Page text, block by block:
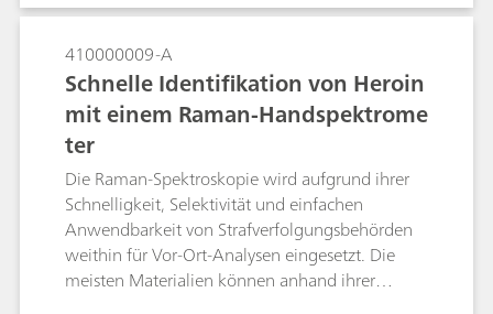
Materialidentifikation durch die PE-Beutel
belegt.
410000009-A
Schnelle Identifikation von Heroin
mit einem Raman-Handspektrome
ter
Die Raman-Spektroskopie wird aufgrund ihrer
Schnelligkeit, Selektivität und einfachen
Anwendbarkeit von Strafverfolgungsbehörden
weithin für Vor-Ort-Analysen eingesetzt. Die
meisten Materialien können anhand ihrer